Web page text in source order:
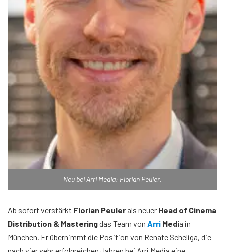
Neu bei Arri Media: Florian Peuler,
Ab sofort verstärkt Florian Peuler als neuer Head of Cinema
Distribution & Masteringdas Team von Arri Media in
München. Er übernimmt die Position von Renate Scheliga, die